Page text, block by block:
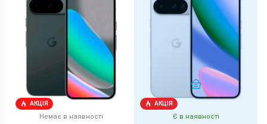
АКЦІЯ
Немає в наявності
АКЦІЯ
Є в наявності
КУПИТИ